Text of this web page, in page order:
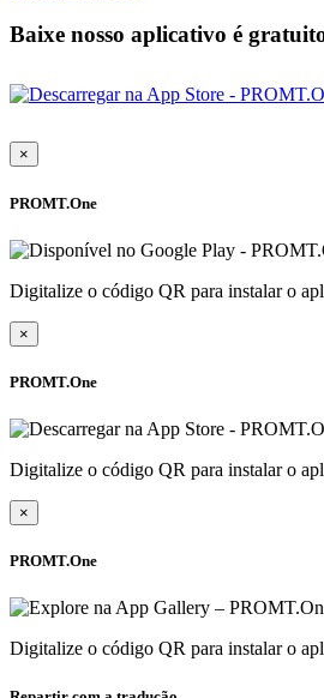
Baixe nosso aplicativo é
×
PROMT.One
Digitalize o código QR para instalar o
×
PROMT.One
Digitalize o código QR para instalar o
×
PROMT.One
Digitalize o código QR para instalar o